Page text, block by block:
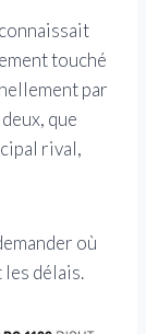
touché
par
que
rival,
où
les délais.